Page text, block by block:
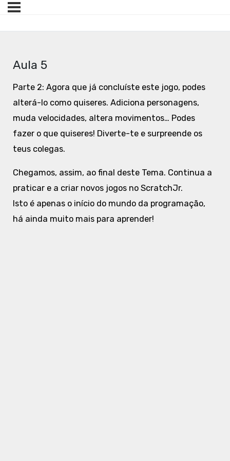
Aula 5
Parte 2: Agora que já concluíste este jogo, podes
alterá-lo como quiseres. Adiciona personagens,
muda velocidades, altera movimentos… Podes
fazer o que quiseres! Diverte-te e surpreende os
teus colegas.
Chegamos, assim, ao final deste Tema. Continua a
praticar e a criar novos jogos no ScratchJr.
Isto é apenas o início do mundo da programação,
há ainda muito mais para aprender!